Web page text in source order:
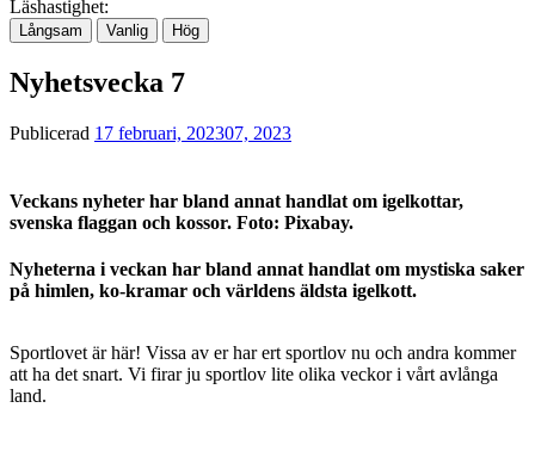
Läshastighet:
Långsam Vanlig Hög
Nyhetsvecka 7
Publicerad 17 februari, 202307, 2023
Veckans nyheter har bland annat handlat om igelkottar,
svenska flaggan och kossor. Foto: Pixabay.
Nyheterna i veckan har bland annat handlat om mystiska saker
på himlen, ko-kramar och världens äldsta igelkott.
Sportlovet är här! Vissa av er har ert sportlov nu och andra kommer
att ha det snart. Vi firar ju sportlov lite olika veckor i vårt avlånga
land.